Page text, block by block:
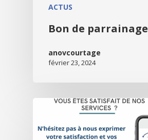
ACTUS
Bon de parrainage
anovcourtage
février 23, 2024